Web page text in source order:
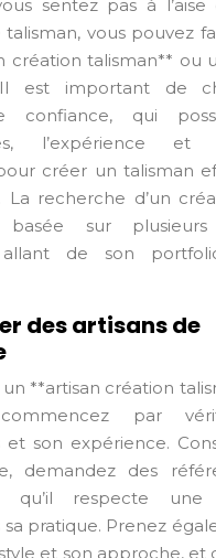
sentez pas à
vous pouvez
création talisman** ou
est important de
confiance, qui
l’expérience et
créer un talisman
La recherche d’un
sur plusieurs
allant de son
des artisans de
**artisan création
par
et son expérience.
demandez des
qu’il respecte une
sa pratique. Prenez
et son approche, et